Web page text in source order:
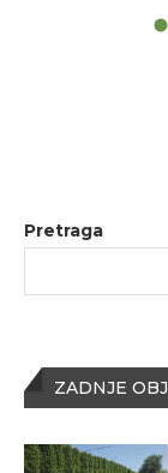
Pretraga
ZADNJE